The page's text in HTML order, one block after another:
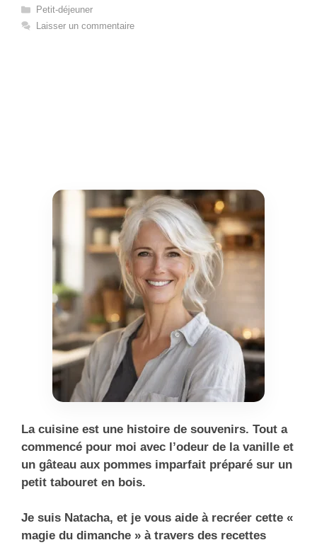
Catégories
Petit-déjeuner
Laisser un commentaire
La cuisine est une histoire de souvenirs. Tout a
commencé pour moi avec l’odeur de la vanille et
un gâteau aux pommes imparfait préparé sur un
petit tabouret en bois.
Je suis Natacha, et je vous aide à recréer cette «
magie du dimanche » à travers des recettes